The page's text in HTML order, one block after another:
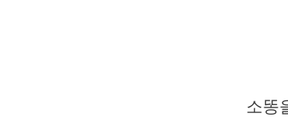
소똥